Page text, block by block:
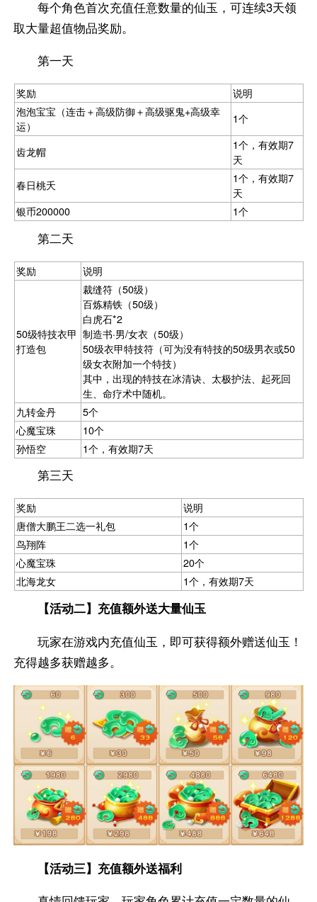
每个角色首次充值任意数量的仙玉，可连续3天领
取大量超值物品奖励。
第一天
奖励
说明
泡泡宝宝（连击＋高级防御＋高级驱鬼+高级幸
运）
1个
齿龙帽
1个，有效期7
天
春日桃夭
1个，有效期7
天
银币200000
1个
第二天
奖励 说明
50级特技衣甲
打造包
裁缝符（50级）
百炼精铁（50级）
白虎石*2
制造书·男/女衣（50级）
50级衣甲特技符（可为没有特技的50级男衣或50
级女衣附加一个特技）
其中，出现的特技在冰清诀、太极护法、起死回
生、命疗术中随机。
九转金丹
5个
心魔宝珠
10个
孙悟空
1个，有效期7天
第三天
奖励
说明
唐僧大鹏王二选一礼包
1个
鸟翔阵
1个
心魔宝珠
20个
北海龙女
1个，有效期7天
【活动二】充值额外送大量仙玉
玩家在游戏内充值仙玉，即可获得额外赠送仙玉！
充得越多获赠越多。
【活动三】充值额外送福利